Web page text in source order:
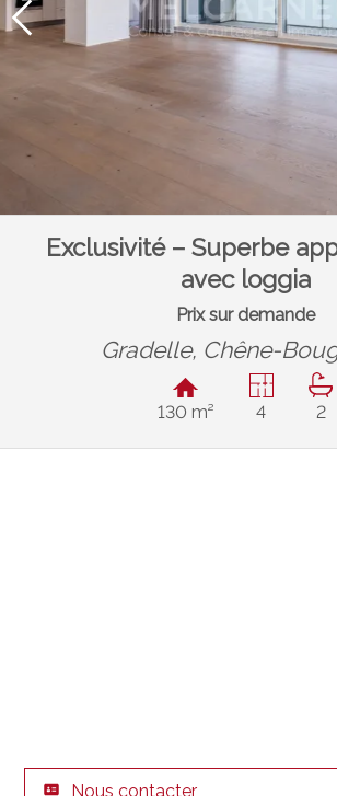
Exclusivité – Superbe
avec loggia
Prix sur demande
Gradelle, Chêne-
130 m² 4 2
Nous contacter